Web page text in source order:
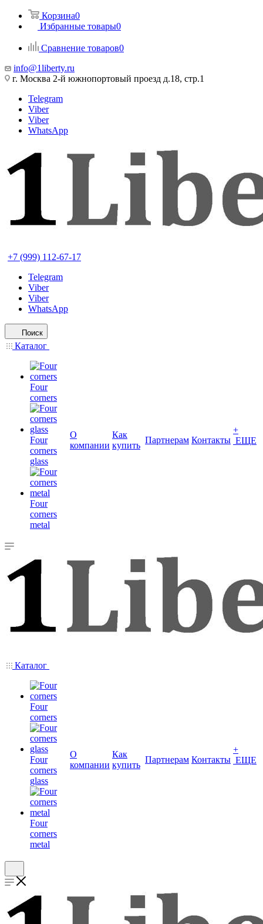
Корзина0
Избранные товары0
Сравнение товаров0
info@1liberty.ru
г. Москва 2-й южнопортовый проезд д.18, стр.1
Telegram
Viber
Viber
WhatsApp
+7 (999) 112-67-17
Telegram
Viber
Viber
WhatsApp
Поиск
Каталог
Four
corners
Four
corners
glass
Four
corners
metal
О
компании
Как
купить
Партнерам Контакты
+
ЕЩЕ
Каталог
Four
corners
Four
corners
glass
Four
corners
metal
О
компании
Как
купить
Партнерам Контакты
+
ЕЩЕ